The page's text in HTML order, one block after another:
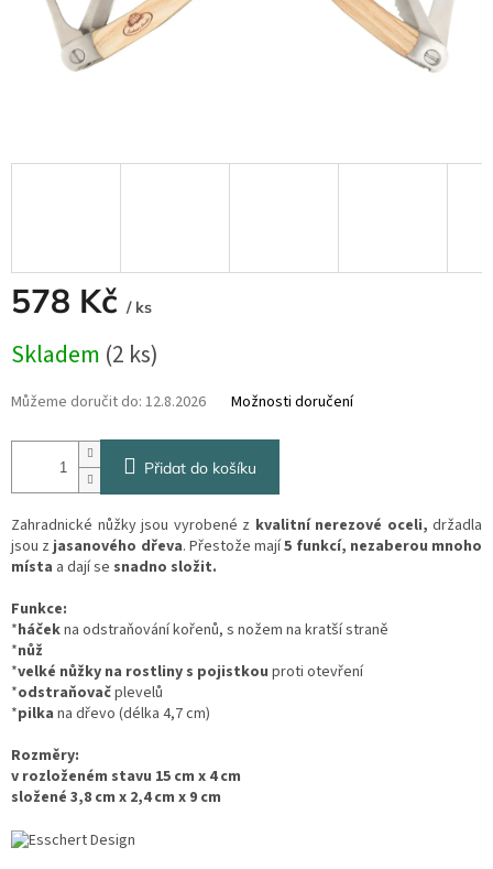
578 Kč / ks
cena:
Skladem (2 ks)
Můžeme doručit do: 12.8.2026 Možnosti doručení
Přidat do košíku
Zahradnické nůžky jsou vyrobené z kvalitní nerezové oceli, držadla
jsou zjasanového dřeva. Přestože mají5 funkcí, nezaberou mnoho
místa a dají se snadno složit.
Funkce:
*háčekna odstraňování kořenů, s nožem na kratší straně
*nůž
*velké nůžky na rostliny s pojistkou proti otevření
*odstraňovačplevelů
*pilka na dřevo (délka 4,7 cm)
Rozměry:
v rozloženém stavu 15 cm x 4 cm
složené 3,8 cm x 2,4 cm x 9 cm